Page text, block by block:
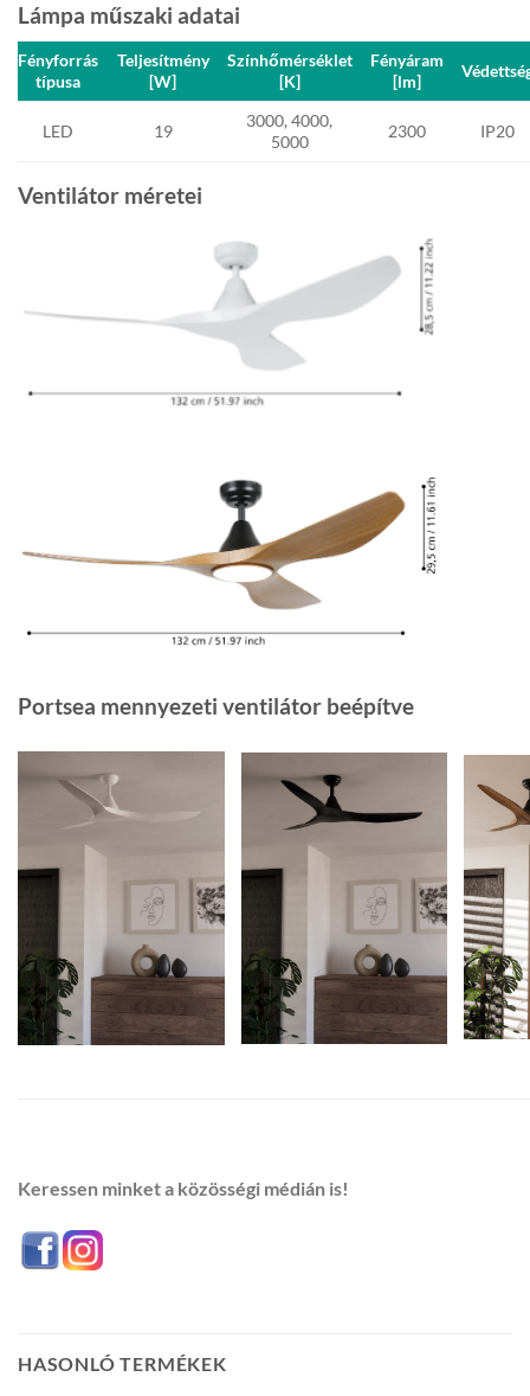
Lámpa műszaki adatai
Fényforrás
típusa
Teljesítmény
[W]
Színhőmérséklet
[K]
Fényáram
[lm]
LED 19
3000, 4000,
5000
2300 IP20
Ventilátor méretei
Portsea mennyezeti ventilátor beépítve
Keressen minket a közösségi médián is!
HASONLÓ TERMÉKEK